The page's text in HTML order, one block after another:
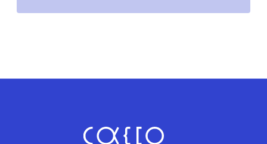
個人情報の提供について
当社は、個人情報の取扱いを第三者に委